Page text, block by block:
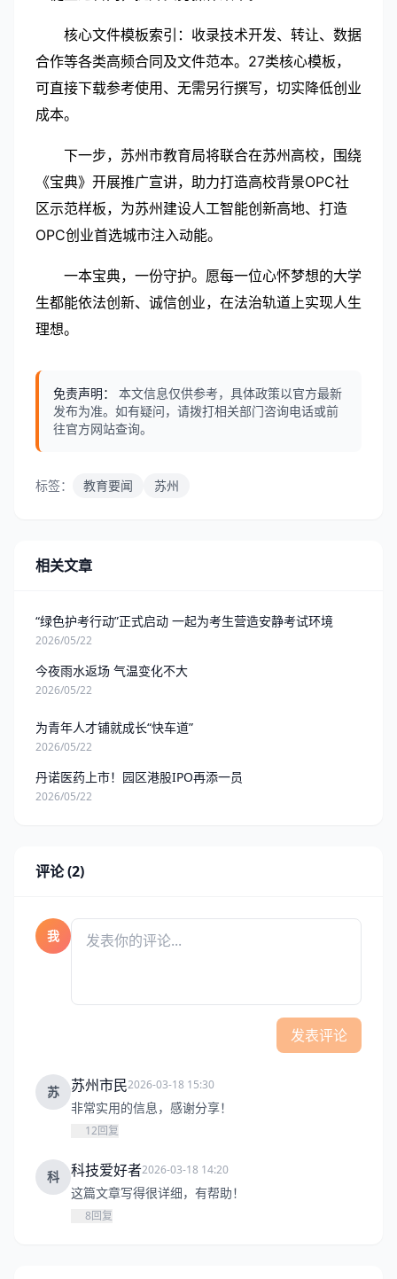
核心文件模板索引：收录技术开发、转让、数据
合作等各类高频合同及文件范本。27类核心模板，
可直接下载参考使用、无需另行撰写，切实降低创业
成本。
下一步，苏州市教育局将联合在苏州高校，围绕
《宝典》开展推广宣讲，助力打造高校背景OPC社
区示范样板，为苏州建设人工智能创新高地、打造
OPC创业首选城市注入动能。
一本宝典，一份守护。愿每一位心怀梦想的大学
生都能依法创新、诚信创业，在法治轨道上实现人生
理想。
免责声明：
本文信息仅供参考，具体政策以官方最新
发布为准。如有疑问，请拨打相关部门咨询电话或前
往官方网站查询。
标签： 教育要闻 苏州
相关文章
“绿色护考行动”正式启动 一起为考生营造安静考试环境
2026/05/22
今夜雨水返场 气温变化不大
2026/05/22
为青年人才铺就成长“快车道”
2026/05/22
丹诺医药上市！园区港股IPO再添一员
2026/05/22
评论 (2)
我
发表评论
苏 苏州市民2026-03-18 15:30
非常实用的信息，感谢分享！
12回复
科 科技爱好者2026-03-18 14:20
这篇文章写得很详细，有帮助！
8回复